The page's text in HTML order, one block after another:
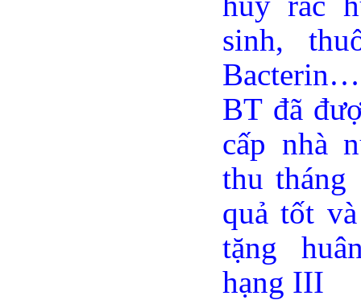
sinh,
BT đã
cấp nhà
thu tháng
quả tốt
tặng
hạng III